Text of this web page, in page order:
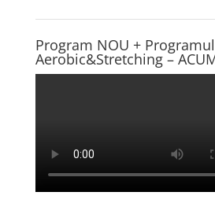
Program NOU +
Aerobic&Stretching –